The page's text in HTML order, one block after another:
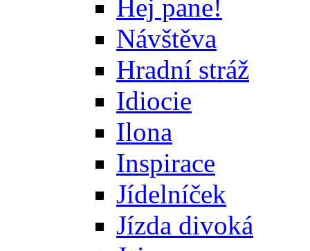
Hej pane!
Návštěva
Hradní stráž
Idiocie
Ilona
Inspirace
Jídelníček
Jízda divoká